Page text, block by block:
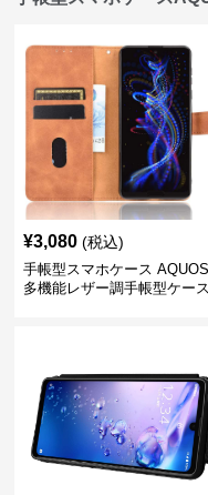
¥3,080 (税込)
手帳型スマホケース
多機能レザー調手帳型ケース